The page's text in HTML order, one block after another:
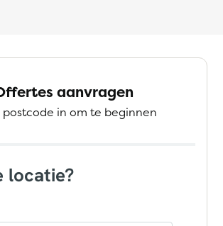
aanvragen
postcode in om te beginnen